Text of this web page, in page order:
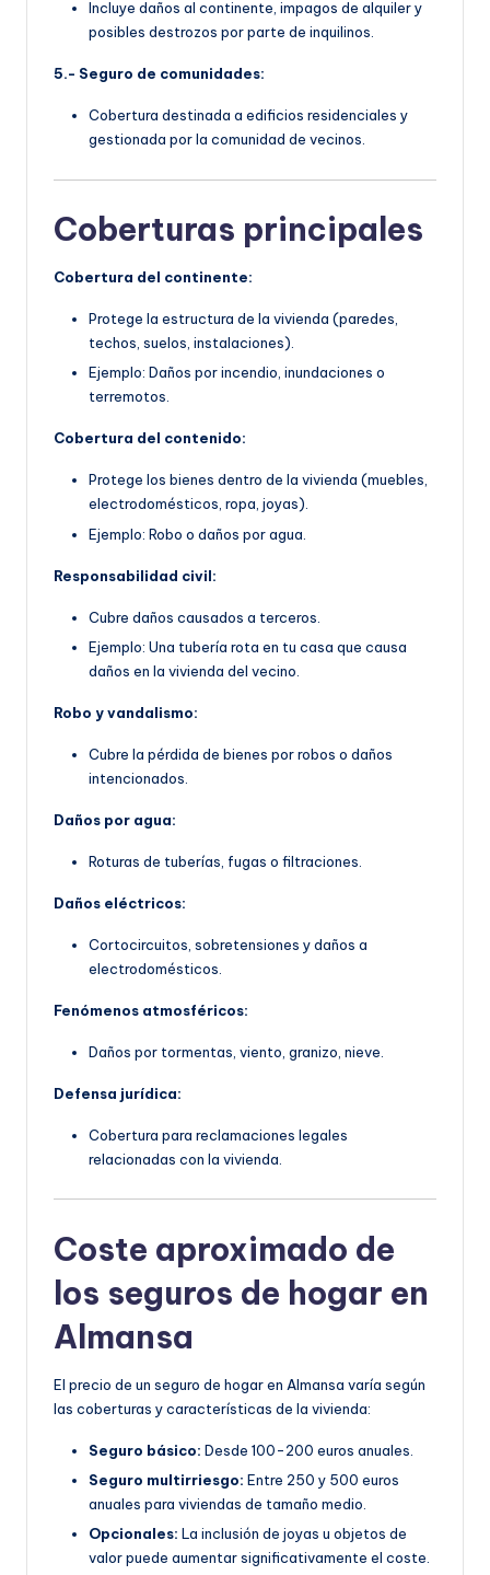
Incluye daños al continente, impagos de alquiler y
posibles destrozos por parte de inquilinos.
5.- Seguro de comunidades:
Cobertura destinada a edificios residenciales y
gestionada por la comunidad de vecinos.
Coberturas principales
Cobertura del continente:
Protege la estructura de la vivienda (paredes,
techos, suelos, instalaciones).
Ejemplo: Daños por incendio, inundaciones o
terremotos.
Cobertura del contenido:
Protege los bienes dentro de la vivienda (muebles,
electrodomésticos, ropa, joyas).
Ejemplo: Robo o daños por agua.
Responsabilidad civil:
Cubre daños causados a terceros.
Ejemplo: Una tubería rota en tu casa que causa
daños en la vivienda del vecino.
Robo y vandalismo:
Cubre la pérdida de bienes por robos o daños
intencionados.
Daños por agua:
Roturas de tuberías, fugas o filtraciones.
Daños eléctricos:
Cortocircuitos, sobretensiones y daños a
electrodomésticos.
Fenómenos atmosféricos:
Daños por tormentas, viento, granizo, nieve.
Defensa jurídica:
Cobertura para reclamaciones legales
relacionadas con la vivienda.
Coste aproximado de
los seguros de hogar en
Almansa
El precio de un seguro de hogar en Almansa varía según
las coberturas y características de la vivienda:
Seguro básico: Desde 100-200 euros anuales.
Seguro multirriesgo: Entre 250 y 500 euros
anuales para viviendas de tamaño medio.
Opcionales: La inclusión de joyas u objetos de
valor puede aumentar significativamente el coste.